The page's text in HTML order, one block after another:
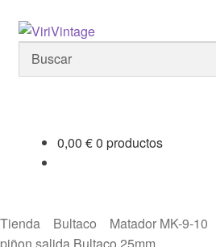
Ir
Ir
Contactar
0,00 €0 productos
Tienda Bultaco Matador MK-9-10
piñon salida Bultaco 25mm